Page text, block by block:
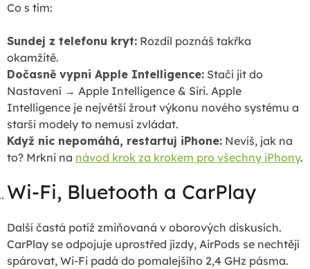
Co s tím:
Sundej z telefonu kryt: Rozdíl poznáš takřka
okamžitě.
Dočasně vypni Apple Intelligence: Stačí jít do
Nastavení → Apple Intelligence & Siri. Apple
Intelligence je největší žrout výkonu nového systému a
starší modely to nemusí zvládat.
Když nic nepomáhá, restartuj iPhone: Nevíš, jak na
to? Mrkni na návod krok za krokem pro všechny iPhony.
Wi-Fi, Bluetooth a CarPlay
Další častá potíž zmiňovaná v oborových diskusích.
CarPlay se odpojuje uprostřed jízdy, AirPods se nechtějí
spárovat, Wi-Fi padá do pomalejšího 2,4 GHz pásma.